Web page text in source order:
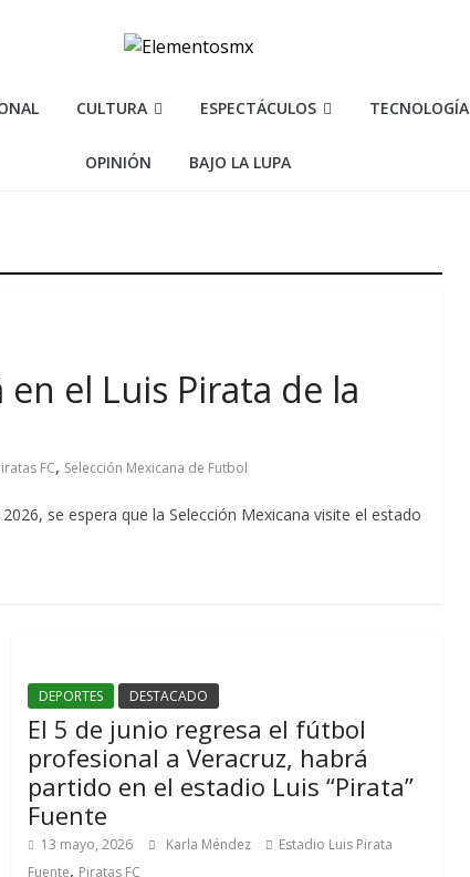
CULTURA ESPECTÁCULOS TECNOLOGÍA
OPINIÓN BAJO LA LUPA
el Luis Pirata de la
FC, Selección Mexicana de Futbol
se espera que la Selección Mexicana visite el estado
DEPORTES DESTACADO
El 5 de junio regresa el fútbol
profesional a Veracruz, habrá
partido en el estadio Luis “Pirata”
Fuente
13 mayo, 2026 Karla Méndez
Estadio Luis Pirata
Fuente, Piratas FC